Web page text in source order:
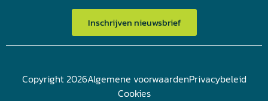
Inschrijven nieuwsbrief
Copyright 2026Algemene voorwaardenPrivacybeleid
Cookies